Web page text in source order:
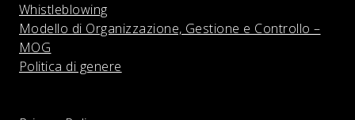
Whistleblowing
Modello di Organizzazione, Gestione e Controllo –
MOG
Politica di genere